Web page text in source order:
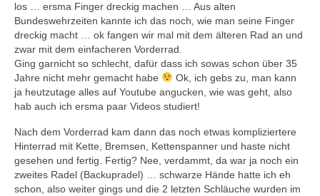
los … ersma Finger dreckig machen … Aus alten
Bundeswehrzeiten kannte ich das noch, wie man seine Finger
dreckig macht … ok fangen wir mal mit dem älteren Rad an und
zwar mit dem einfacheren Vorderrad.
Ging garnicht so schlecht, dafür dass ich sowas schon über 35
Jahre nicht mehr gemacht habe
Ok, ich gebs zu, man kann
ja heutzutage alles auf Youtube angucken, wie was geht, also
hab auch ich ersma paar Videos studiert!
Nach dem Vorderrad kam dann das noch etwas kompliziertere
Hinterrad mit Kette, Bremsen, Kettenspanner und haste nicht
gesehen und fertig. Fertig? Nee, verdammt, da war ja noch ein
zweites Radel (Backupradel) … schwarze Hände hatte ich eh
schon, also weiter gings und die 2 letzten Schläuche wurden im